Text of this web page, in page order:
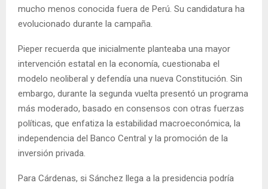
mucho menos conocida fuera de Perú. Su candidatura ha
evolucionado durante la campaña.
Pieper recuerda que inicialmente planteaba una mayor
intervención estatal en la economía, cuestionaba el
modelo neoliberal y defendía una nueva Constitución. Sin
embargo, durante la segunda vuelta presentó un programa
más moderado, basado en consensos con otras fuerzas
políticas, que enfatiza la estabilidad macroeconómica, la
independencia del Banco Central y la promoción de la
inversión privada.
Para Cárdenas, si Sánchez llega a la presidencia podría